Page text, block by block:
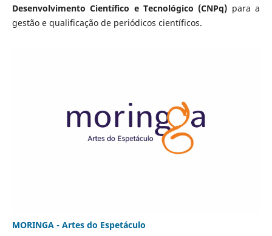
Desenvolvimento Científico e Tecnológico (CNPq) para a
gestão e qualificação de periódicos científicos.
MORINGA - Artes do Espetáculo